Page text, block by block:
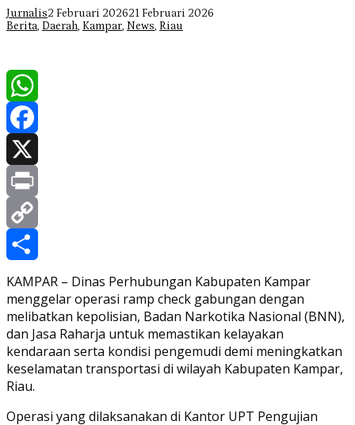
Jurnalis2 Februari 202621 Februari 2026
Berita, Daerah, Kampar, News, Riau
WhatsApp
Facebook
X
Print
Copy
Link
Share
KAMPAR – Dinas Perhubungan Kabupaten Kampar
menggelar operasi ramp check gabungan dengan
melibatkan kepolisian, Badan Narkotika Nasional (BNN),
dan Jasa Raharja untuk memastikan kelayakan
kendaraan serta kondisi pengemudi demi meningkatkan
keselamatan transportasi di wilayah Kabupaten Kampar,
Riau.
Operasi yang dilaksanakan di Kantor UPT Pengujian